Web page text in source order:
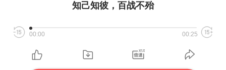
知己知彼，百战不殆
00:00 00:25